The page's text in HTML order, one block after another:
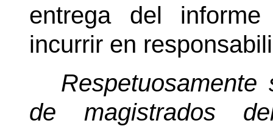
entrega del
incurrir en
de magistrados